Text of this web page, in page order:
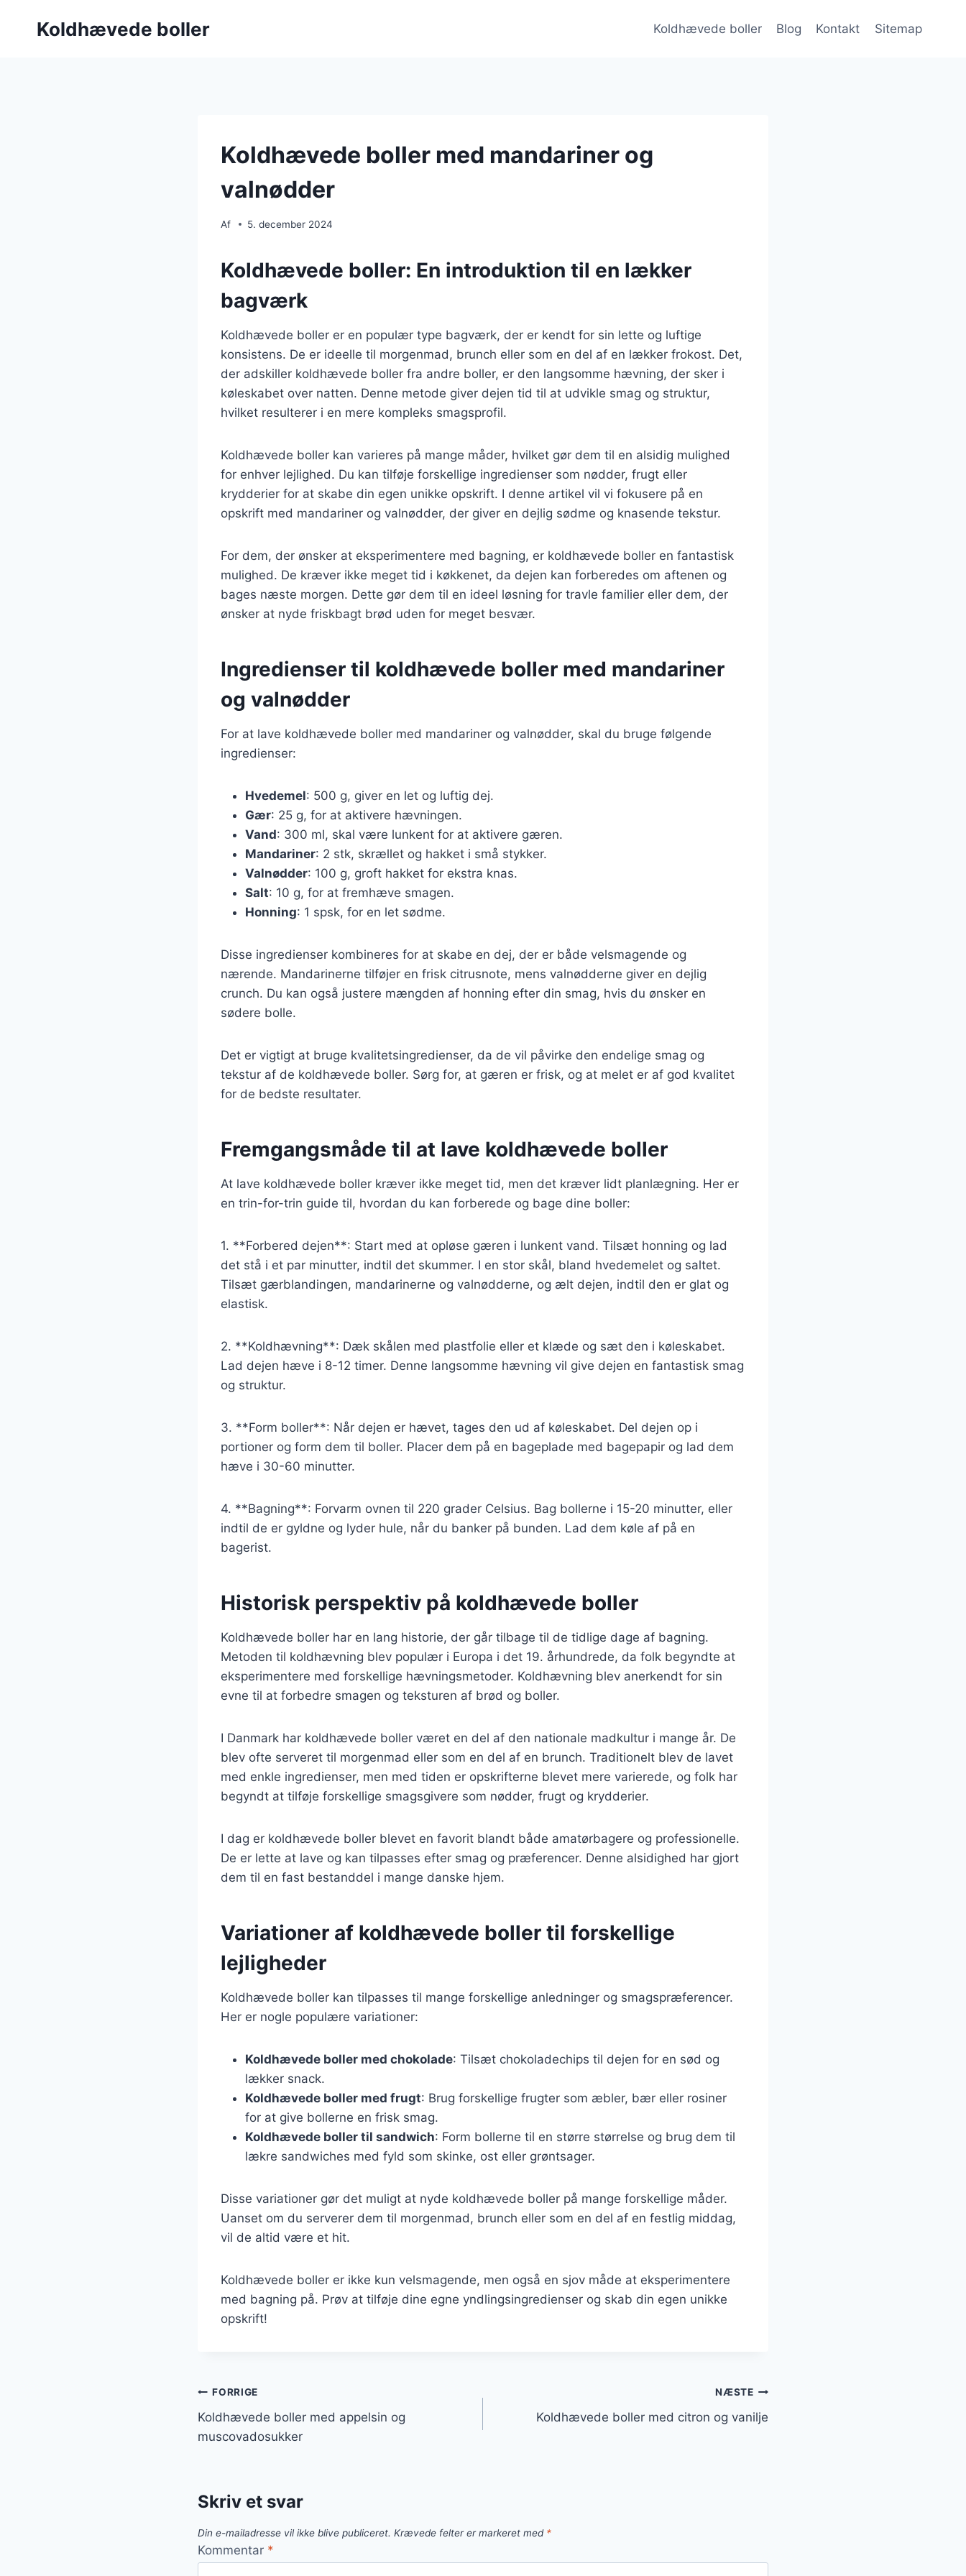
Koldhævede boller Koldhævede boller Blog Kontakt Sitemap
Koldhævede boller med mandariner og
valnødder
Af 5. december 2024
Koldhævede boller: En introduktion til en lækker
bagværk
Koldhævede boller er en populær type bagværk, der er kendt for sin lette og luftige
konsistens. De er ideelle til morgenmad, brunch eller som en del af en lækker frokost. Det,
der adskiller koldhævede boller fra andre boller, er den langsomme hævning, der sker i
køleskabet over natten. Denne metode giver dejen tid til at udvikle smag og struktur,
hvilket resulterer i en mere kompleks smagsprofil.
Koldhævede boller kan varieres på mange måder, hvilket gør dem til en alsidig mulighed
for enhver lejlighed. Du kan tilføje forskellige ingredienser som nødder, frugt eller
krydderier for at skabe din egen unikke opskrift. I denne artikel vil vi fokusere på en
opskrift med mandariner og valnødder, der giver en dejlig sødme og knasende tekstur.
For dem, der ønsker at eksperimentere med bagning, er koldhævede boller en fantastisk
mulighed. De kræver ikke meget tid i køkkenet, da dejen kan forberedes om aftenen og
bages næste morgen. Dette gør dem til en ideel løsning for travle familier eller dem, der
ønsker at nyde friskbagt brød uden for meget besvær.
Ingredienser til koldhævede boller med mandariner
og valnødder
For at lave koldhævede boller med mandariner og valnødder, skal du bruge følgende
ingredienser:
Hvedemel: 500 g, giver en let og luftig dej.
Gær: 25 g, for at aktivere hævningen.
Vand: 300 ml, skal være lunkent for at aktivere gæren.
Mandariner: 2 stk, skrællet og hakket i små stykker.
Valnødder: 100 g, groft hakket for ekstra knas.
Salt: 10 g, for at fremhæve smagen.
Honning: 1 spsk, for en let sødme.
Disse ingredienser kombineres for at skabe en dej, der er både velsmagende og
nærende. Mandarinerne tilføjer en frisk citrusnote, mens valnødderne giver en dejlig
crunch. Du kan også justere mængden af honning efter din smag, hvis du ønsker en
sødere bolle.
Det er vigtigt at bruge kvalitetsingredienser, da de vil påvirke den endelige smag og
tekstur af de koldhævede boller. Sørg for, at gæren er frisk, og at melet er af god kvalitet
for de bedste resultater.
Fremgangsmåde til at lave koldhævede boller
At lave koldhævede boller kræver ikke meget tid, men det kræver lidt planlægning. Her er
en trin-for-trin guide til, hvordan du kan forberede og bage dine boller:
1. **Forbered dejen**: Start med at opløse gæren i lunkent vand. Tilsæt honning og lad
det stå i et par minutter, indtil det skummer. I en stor skål, bland hvedemelet og saltet.
Tilsæt gærblandingen, mandarinerne og valnødderne, og ælt dejen, indtil den er glat og
elastisk.
2. **Koldhævning**: Dæk skålen med plastfolie eller et klæde og sæt den i køleskabet.
Lad dejen hæve i 8-12 timer. Denne langsomme hævning vil give dejen en fantastisk smag
og struktur.
3. **Form boller**: Når dejen er hævet, tages den ud af køleskabet. Del dejen op i
portioner og form dem til boller. Placer dem på en bageplade med bagepapir og lad dem
hæve i 30-60 minutter.
4. **Bagning**: Forvarm ovnen til 220 grader Celsius. Bag bollerne i 15-20 minutter, eller
indtil de er gyldne og lyder hule, når du banker på bunden. Lad dem køle af på en
bagerist.
Historisk perspektiv på koldhævede boller
Koldhævede boller har en lang historie, der går tilbage til de tidlige dage af bagning.
Metoden til koldhævning blev populær i Europa i det 19. århundrede, da folk begyndte at
eksperimentere med forskellige hævningsmetoder. Koldhævning blev anerkendt for sin
evne til at forbedre smagen og teksturen af brød og boller.
I Danmark har koldhævede boller været en del af den nationale madkultur i mange år. De
blev ofte serveret til morgenmad eller som en del af en brunch. Traditionelt blev de lavet
med enkle ingredienser, men med tiden er opskrifterne blevet mere varierede, og folk har
begyndt at tilføje forskellige smagsgivere som nødder, frugt og krydderier.
I dag er koldhævede boller blevet en favorit blandt både amatørbagere og professionelle.
De er lette at lave og kan tilpasses efter smag og præferencer. Denne alsidighed har gjort
dem til en fast bestanddel i mange danske hjem.
Variationer af koldhævede boller til forskellige
lejligheder
Koldhævede boller kan tilpasses til mange forskellige anledninger og smagspræferencer.
Her er nogle populære variationer:
Koldhævede boller med chokolade: Tilsæt chokoladechips til dejen for en sød og
lækker snack.
Koldhævede boller med frugt: Brug forskellige frugter som æbler, bær eller rosiner
for at give bollerne en frisk smag.
Koldhævede boller til sandwich: Form bollerne til en større størrelse og brug dem til
lækre sandwiches med fyld som skinke, ost eller grøntsager.
Disse variationer gør det muligt at nyde koldhævede boller på mange forskellige måder.
Uanset om du serverer dem til morgenmad, brunch eller som en del af en festlig middag,
vil de altid være et hit.
Koldhævede boller er ikke kun velsmagende, men også en sjov måde at eksperimentere
med bagning på. Prøv at tilføje dine egne yndlingsingredienser og skab din egen unikke
opskrift!
Indlægsnavigation
FORRIGE
Koldhævede boller med appelsin og
muscovadosukker
NÆSTE
Koldhævede boller med citron og vanilje
Skriv et svar
Din e-mailadresse vil ikke blive publiceret. Krævede felter er markeret med *
Kommentar *